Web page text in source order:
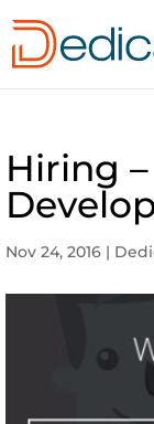
Hiring
Nov 24, 2016 |